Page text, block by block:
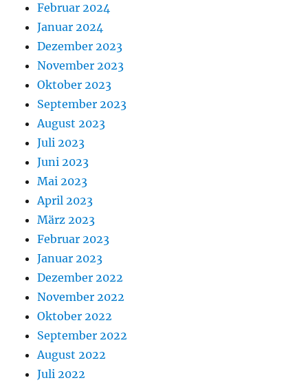
Februar 2024
Januar 2024
Dezember 2023
November 2023
Oktober 2023
September 2023
August 2023
Juli 2023
Juni 2023
Mai 2023
April 2023
März 2023
Februar 2023
Januar 2023
Dezember 2022
November 2022
Oktober 2022
September 2022
August 2022
Juli 2022